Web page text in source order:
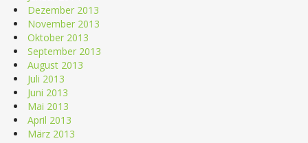
Dezember 2013
November 2013
Oktober 2013
September 2013
August 2013
Juli 2013
Juni 2013
Mai 2013
April 2013
März 2013